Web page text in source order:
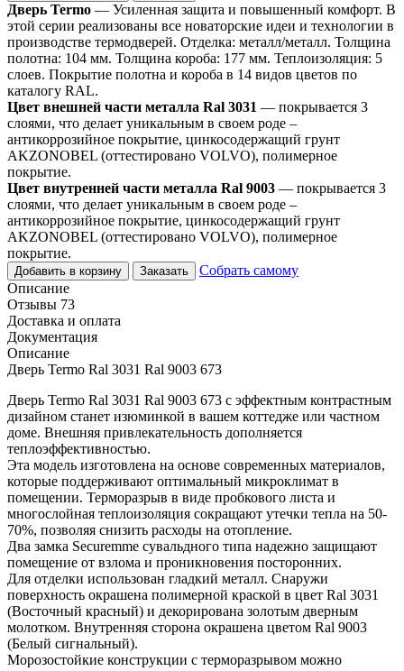
Дверь Termo — Усиленная защита и повышенный комфорт. В
этой серии реализованы все новаторские идеи и технологии в
производстве термодверей. Отделка: металл/металл. Толщина
полотна: 104 мм. Толщина короба: 177 мм. Теплоизоляция: 5
слоев. Покрытие полотна и короба в 14 видов цветов по
каталогу RAL.
Цвет внешней части металла Ral 3031 — покрывается 3
слоями, что делает уникальным в своем роде –
антикоррозийное покрытие, цинкосодержащий грунт
AKZONOBEL (оттестировано VOLVO), полимерное
покрытие.
Цвет внутренней части металла Ral 9003 — покрывается 3
слоями, что делает уникальным в своем роде –
антикоррозийное покрытие, цинкосодержащий грунт
AKZONOBEL (оттестировано VOLVO), полимерное
покрытие.
Добавить в корзину Заказать
Собрать самому
Описание
Отзывы 73
Доставка и оплата
Документация
Описание
Дверь Termo Ral 3031 Ral 9003 673
Дверь Termo Ral 3031 Ral 9003 673 с эффектным контрастным
дизайном станет изюминкой в вашем коттедже или частном
доме. Внешняя привлекательность дополняется
теплоэффективностью.
Эта модель изготовлена на основе современных материалов,
которые поддерживают оптимальный микроклимат в
помещении. Терморазрыв в виде пробкового листа и
многослойная теплоизоляция сокращают утечки тепла на 50-
70%, позволяя снизить расходы на отопление.
Два замка Securemme сувальдного типа надежно защищают
помещение от взлома и проникновения посторонних.
Для отделки использован гладкий металл. Снаружи
поверхность окрашена полимерной краской в цвет Ral 3031
(Восточный красный) и декорирована золотым дверным
молотком. Внутренняя сторона окрашена цветом Ral 9003
(Белый сигнальный).
Морозостойкие конструкции с терморазрывом можно